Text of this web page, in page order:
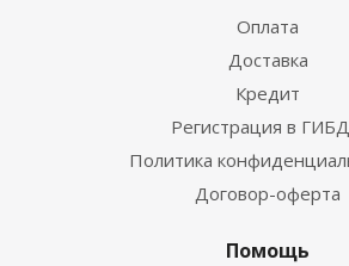
Оплата
Доставка
Кредит
Регистрация в
Политика
Договор-оферта
Помощь